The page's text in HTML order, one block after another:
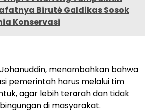
Birutė Galdikas Sosok
Konservasi
menambahkan bahwa
pemerintah harus melalui tim
agar lebih terarah dan tidak
di masyarakat.